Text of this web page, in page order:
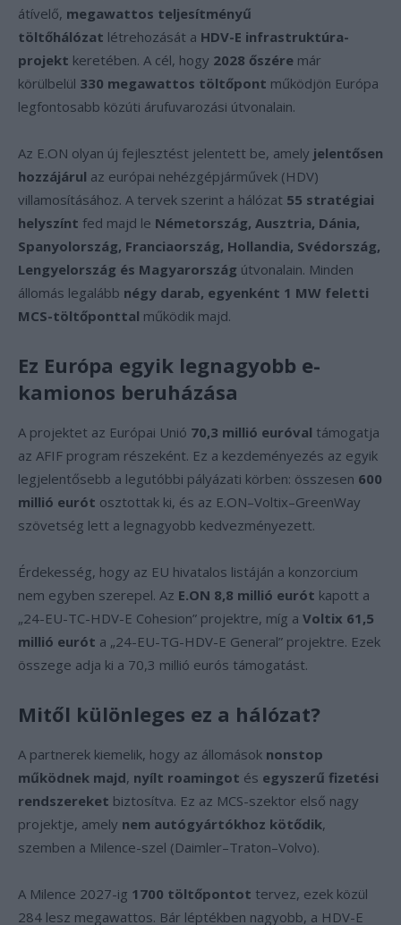
átívelő, megawattos teljesítményű
töltőhálózat létrehozását a HDV-E infrastruktúra-
projekt keretében. A cél, hogy 2028 őszére már
körülbelül 330 megawattos töltőpont működjön Európa
legfontosabb közúti árufuvarozási útvonalain.
Az E.ON olyan új fejlesztést jelentett be, amely jelentősen
hozzájárul az európai nehézgépjárművek (HDV)
villamosításához. A tervek szerint a hálózat 55 stratégiai
helyszínt fed majd le Németország, Ausztria, Dánia,
Spanyolország, Franciaország, Hollandia, Svédország,
Lengyelország és Magyarország útvonalain. Minden
állomás legalább négy darab, egyenként 1 MW feletti
MCS-töltőponttal működik majd.
Ez Európa egyik legnagyobb e-
kamionos beruházása
A projektet az Európai Unió 70,3 millió euróval támogatja
az AFIF program részeként. Ez a kezdeményezés az egyik
legjelentősebb a legutóbbi pályázati körben: összesen 600
millió eurót osztottak ki, és az E.ON–Voltix–GreenWay
szövetség lett a legnagyobb kedvezményezett.
Érdekesség, hogy az EU hivatalos listáján a konzorcium
nem egyben szerepel. Az E.ON 8,8 millió eurót kapott a
„24-EU-TC-HDV-E Cohesion” projektre, míg a Voltix 61,5
millió eurót a „24-EU-TG-HDV-E General” projektre. Ezek
összege adja ki a 70,3 millió eurós támogatást.
Mitől különleges ez a hálózat?
A partnerek kiemelik, hogy az állomások nonstop
működnek majd, nyílt roamingot és egyszerű fizetési
rendszereket biztosítva. Ez az MCS-szektor első nagy
projektje, amely nem autógyártókhoz kötődik,
szemben a Milence-szel (Daimler–Traton–Volvo).
A Milence 2027-ig 1700 töltőpontot tervez, ezek közül
284 lesz megawattos. Bár léptékben nagyobb, a HDV-E